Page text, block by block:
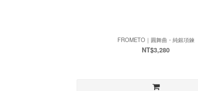
FROMETO｜圓舞曲・純銀項鍊
NT$3,280